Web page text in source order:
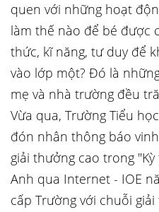
quen với những hoạt
làm thế nào để bé được
thức, kĩ năng, tư duy để
vào lớp một? Đó là
mẹ và nhà trường đều
Vừa qua, Trường Tiểu
đón nhân thông báo
giải thưởng cao trong
Anh qua Internet - IOE
cấp Trường với chuỗi